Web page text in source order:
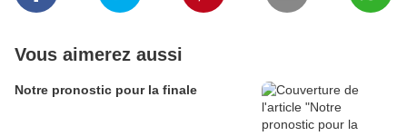
Vous aimerez aussi
Notre pronostic pour la finale